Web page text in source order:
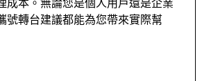
成本。無論您是個人用戶還是企業
號轉台建議都能為您帶來實際幫